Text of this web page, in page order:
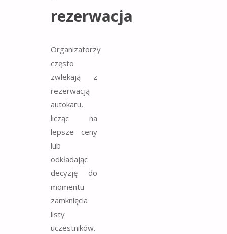
rezerwacja
Organizatorzy
często
zwlekają z
rezerwacją
autokaru,
licząc na
lepsze ceny
lub
odkładając
decyzję do
momentu
zamknięcia
listy
uczestników.